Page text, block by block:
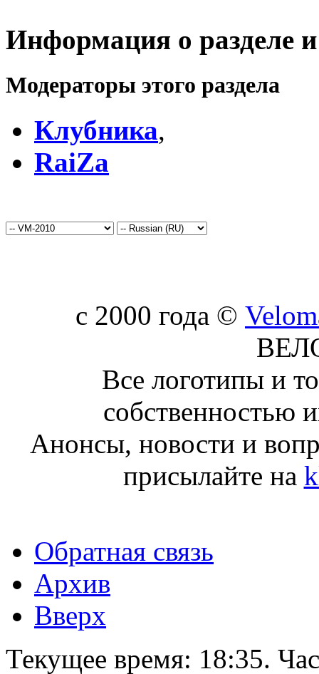
Информация о разделе
Модераторы этого раздела
Клубника,
RaiZa
c 2000 года ©
Все логотипы и
собственностью
Анонсы, новости и
присылайте на
Обратная связь
Архив
Вверх
Текущее время: 18:35.